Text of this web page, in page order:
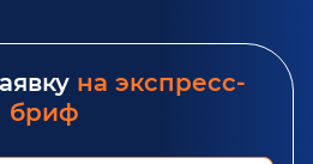
на экспресс-
бриф